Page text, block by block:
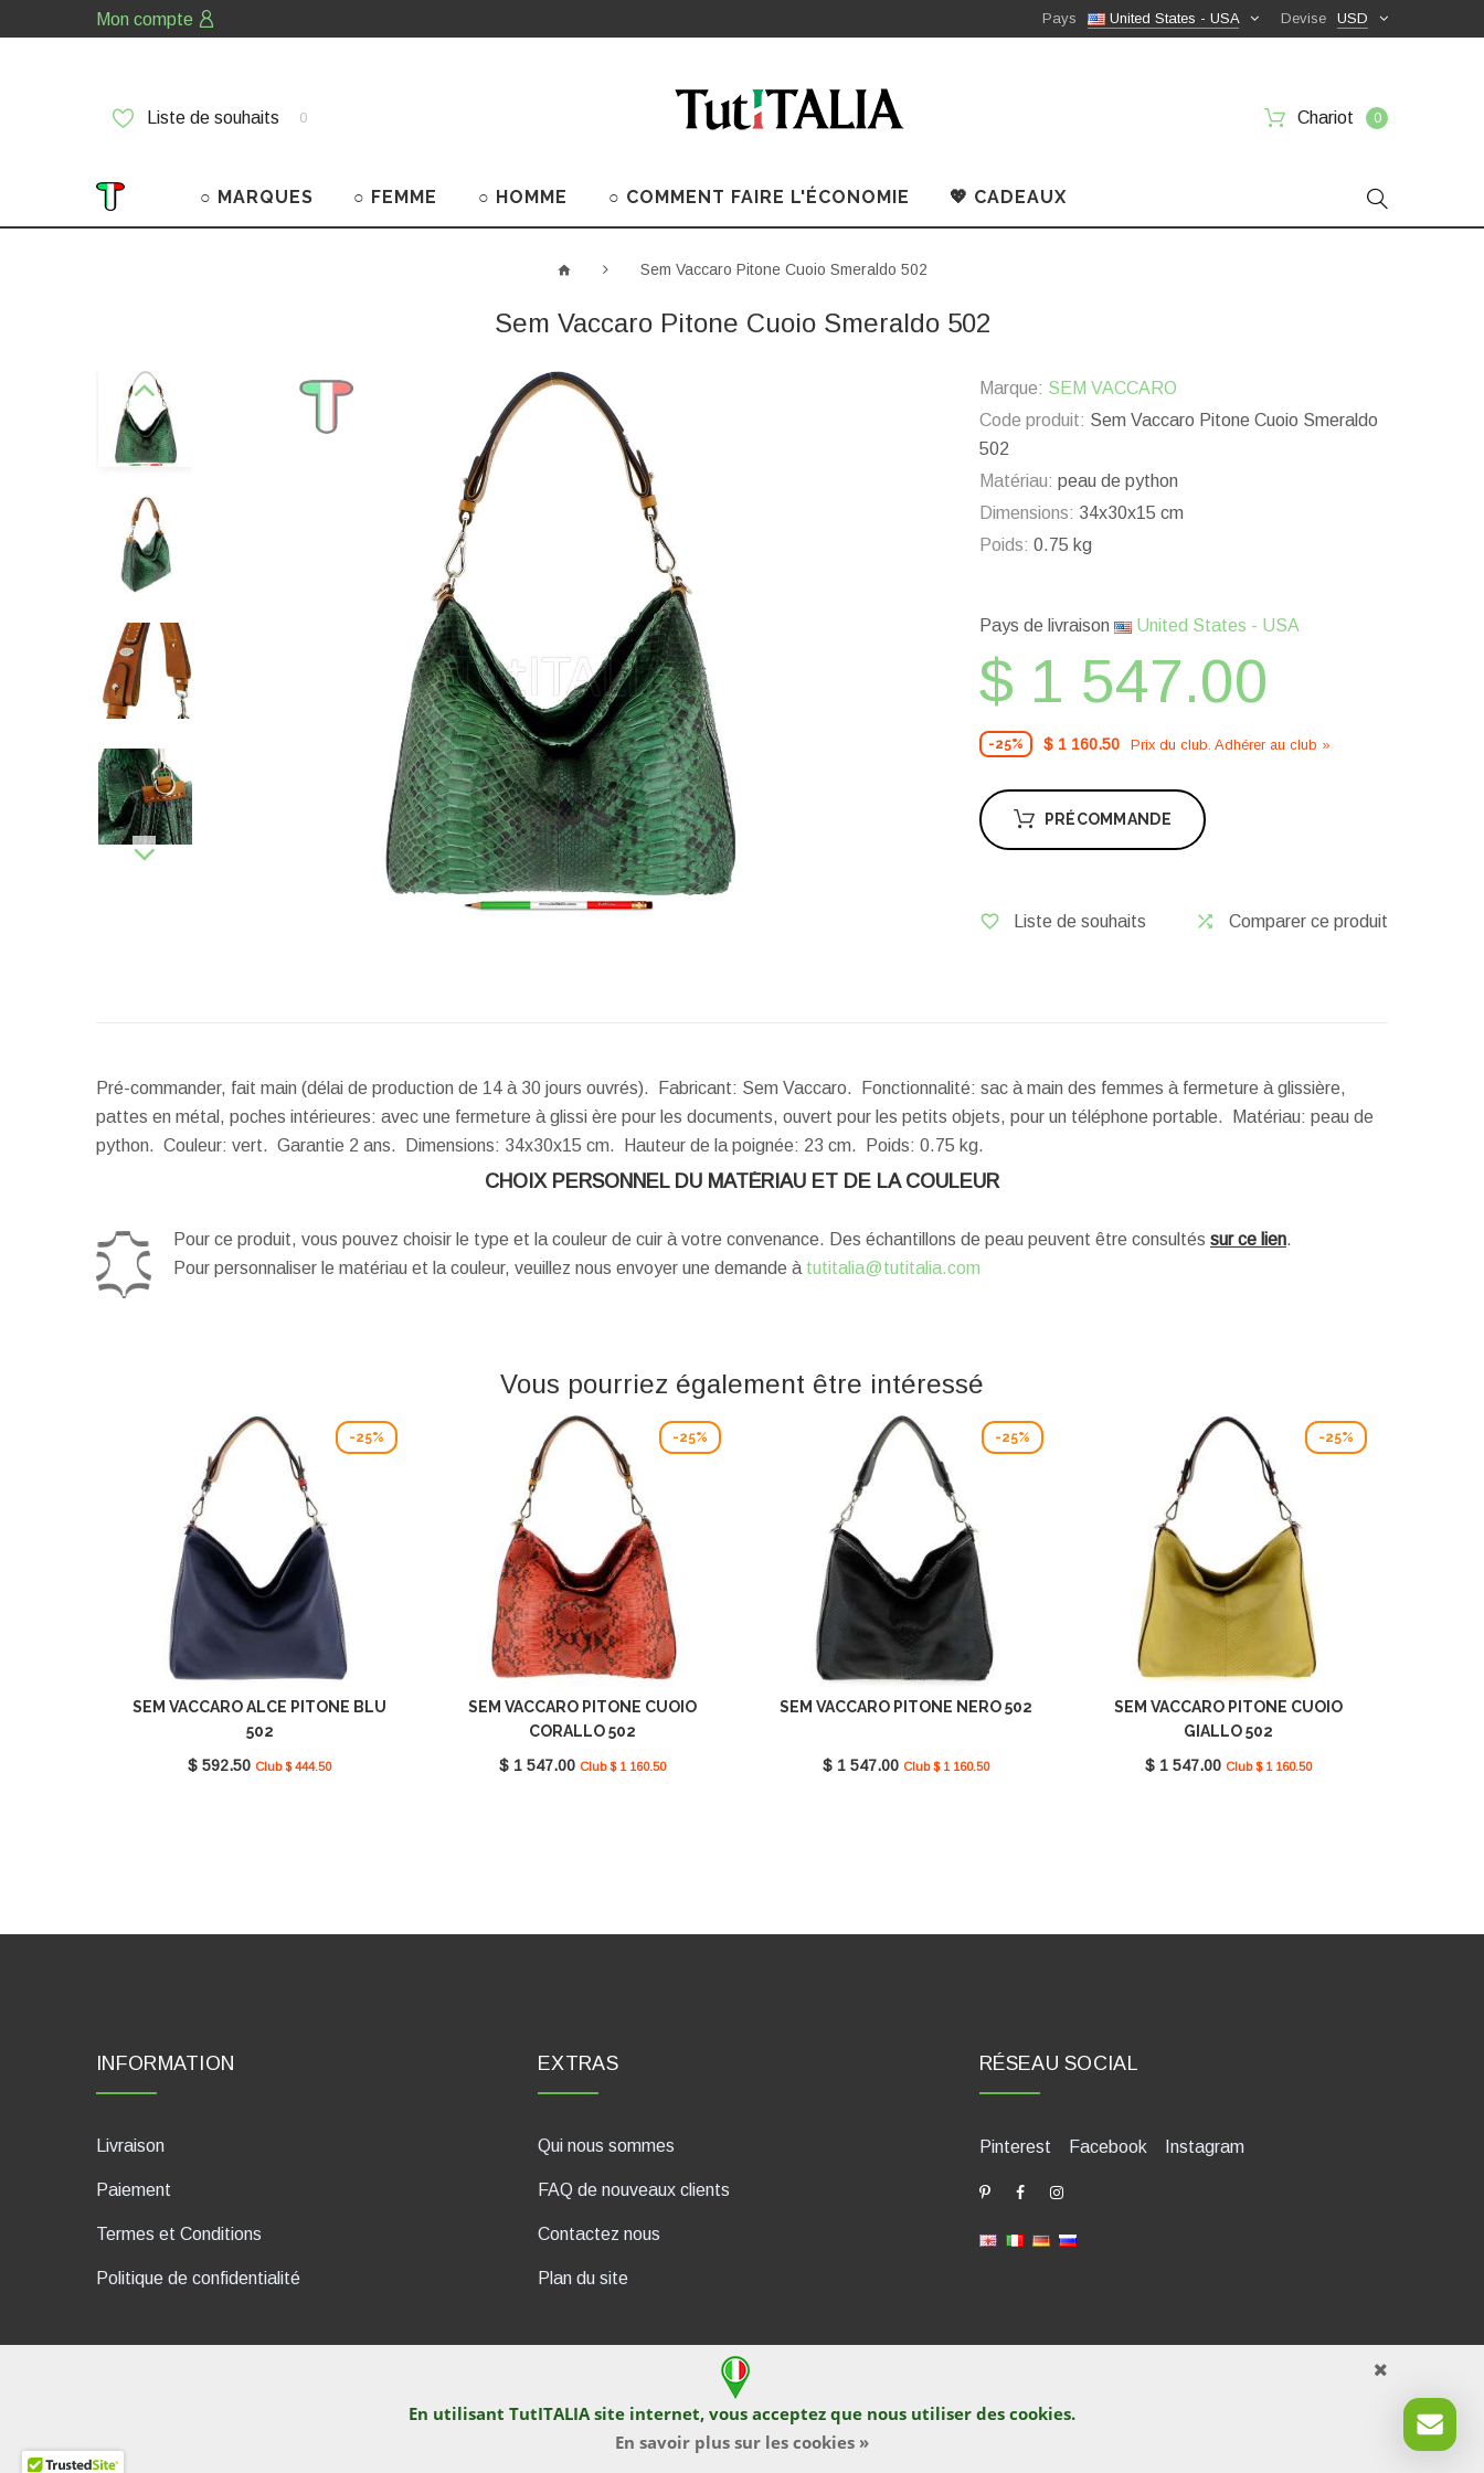
Mon compte USD
Devise
United States - USA
Pays
Liste de souhaits 0 Chariot 0
○ MARQUES ○ FEMME ○ HOMME ○ COMMENT FAIRE L'ÉCONOMIE 💖 CADEAUX
Sem Vaccaro Pitone Cuoio Smeraldo 502
Sem Vaccaro Pitone Cuoio Smeraldo 502
Marque: SEM VACCARO
Code produit: Sem Vaccaro Pitone Cuoio Smeraldo
502
Matériau: peau de python
Dimensions: 34x30x15 cm
Poids: 0.75 kg
Pays de livraison United States - USA
$ 1 547.00
-25% $ 1 160.50 Prix ​​du club. Adhérer au club »
PRÉCOMMANDE
Liste de souhaits Comparer ce produit
Pré-commander, fait main (délai de production de 14 à 30 jours ouvrés). Fabricant: Sem Vaccaro. Fonctionnalité: sac à main des femmes à fermeture à glissière,
pattes en métal, poches intérieures: avec une fermeture à glissi ère pour les documents, ouvert pour les petits objets, pour un téléphone portable. Matériau: peau de
python. Couleur: vert. Garantie 2 ans.
Dimensions: 34x30x15 cm. Hauteur de la poignée: 23 cm. Poids: 0.75 kg.
CHOIX PERSONNEL DU MATÉRIAU ET DE LA COULEUR
Pour ce produit, vous pouvez choisir le type et la couleur de cuir à votre convenance. Des échantillons de peau peuvent être consultés sur ce lien.
Pour personnaliser le matériau et la couleur, veuillez nous envoyer une demande à tutitalia@tutitalia.com
Vous pourriez également être intéressé
-25%
SEM VACCARO ALCE PITONE BLU
502
$ 592.50 Club $ 444.50
-25%
SEM VACCARO PITONE CUOIO
CORALLO 502
$ 1 547.00 Club $ 1 160.50
-25%
SEM VACCARO PITONE NERO 502
$ 1 547.00 Club $ 1 160.50
-25%
SEM VACCARO PITONE CUOIO
GIALLO 502
$ 1 547.00 Club $ 1 160.50
En utilisant TutITALIA site internet, vous acceptez que nous utiliser des cookies.
En savoir plus sur les cookies »
INFORMATION
Livraison
Paiement
Termes et Conditions
Politique de confidentialité
EXTRAS
Qui nous sommes
FAQ de nouveaux clients
Contactez nous
Plan du site
RÉSEAU SOCIAL
Pinterest Facebook Instagram
dP Motion Media. Via La Piana 430, 47835 Saludecio (RN), Italia. Numero REA: RN410802. P.IVA: 04421580400. Tel +39 0541 1480041
© TutITALIA 2013-2026. L`impression et la copie de textes et de documents graphiques sont interdites par les propriétaires de sites. La violation est poursuivie en vertu de la loi.